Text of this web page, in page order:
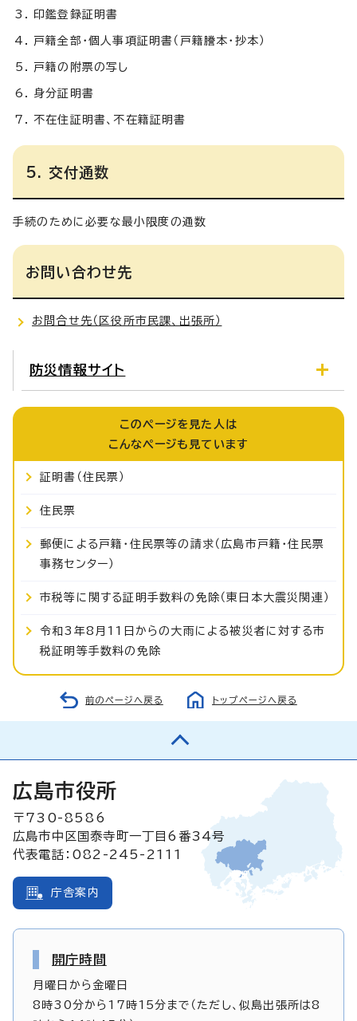
印鑑登録証明書
戸籍全部・個人事項証明書（戸籍謄本・抄本）
戸籍の附票の写し
身分証明書
不在住証明書、不在籍証明書
5. 交付通数
手続のために必要な最小限度の通数
お問い合わせ先
お問合せ先（区役所市民課、出張所）
防災情報サイト
このページを見た人は
こんなページも見ています
証明書（住民票）
住民票
郵便による戸籍・住民票等の請求（広島市戸籍・住民票
事務センター）
市税等に関する証明手数料の免除（東日本大震災関連）
令和3年8月11日からの大雨による被災者に対する市
税証明等手数料の免除
前のページへ戻る トップページへ戻る
広島市役所
〒730-8586
広島市中区国泰寺町一丁目6番34号
代表電話：082-245-2111
庁舎案内
開庁時間
月曜日から金曜日
8時30分から17時15分まで（ただし、似島出張所は8